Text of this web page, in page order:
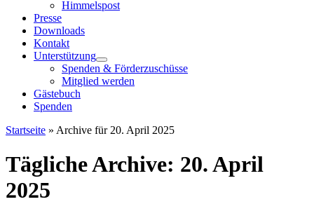
Himmelspost
Presse
Downloads
Kontakt
Unterstützung
Spenden & Förderzuschüsse
Mitglied werden
Gästebuch
Spenden
Startseite » Archive für 20. April 2025
Tägliche Archive: 20. April
2025